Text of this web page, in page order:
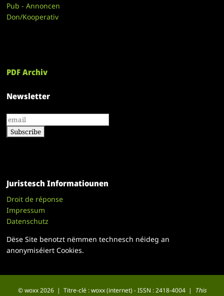
Pub - Annoncen
Don/Kooperativ
PDF Archiv
Newsletter
Juristesch Informatiounen
Droit de réponse
Impressum
Datenschutz
Dëse Site benotzt nëmmen technesch néideg an
anonymiséiert Cookies.
© woxx 2026 | Titre-clé : woxx (internet) - ISSN : 2418-4004 | This